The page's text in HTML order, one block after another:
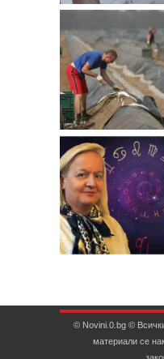
© Novini.0.bg ©
материали се